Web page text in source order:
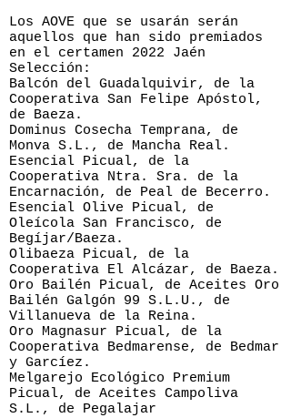
Los AOVE que se usarán serán
aquellos que han sido premiados
en el certamen 2022 Jaén
Selección:
Balcón del Guadalquivir, de la
Cooperativa San Felipe Apóstol,
de Baeza.
Dominus Cosecha Temprana, de
Monva S.L., de Mancha Real.
Esencial Picual, de la
Cooperativa Ntra. Sra. de la
Encarnación, de Peal de Becerro.
Esencial Olive Picual, de
Oleícola San Francisco, de
Begíjar/Baeza.
Olibaeza Picual, de la
Cooperativa El Alcázar, de Baeza.
Oro Bailén Picual, de Aceites Oro
Bailén Galgón 99 S.L.U., de
Villanueva de la Reina.
Oro Magnasur Picual, de la
Cooperativa Bedmarense, de Bedmar
y Garcíez.
Melgarejo Ecológico Premium
Picual, de Aceites Campoliva
S.L., de Pegalajar